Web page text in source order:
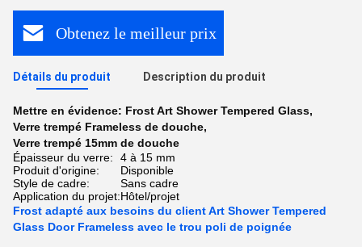
Obtenez le meilleur prix
Détails du produit Description du produit
Mettre en évidence: Frost Art Shower Tempered Glass,
Verre trempé Frameless de douche,
Verre trempé 15mm de douche
Épaisseur du verre:
4 à 15 mm
Produit d'origine:
Disponible
Style de cadre:
Sans cadre
Application du projet:Hôtel/projet
Frost adapté aux besoins du client Art Shower Tempered
Glass Door Frameless avec le trou poli de poignée